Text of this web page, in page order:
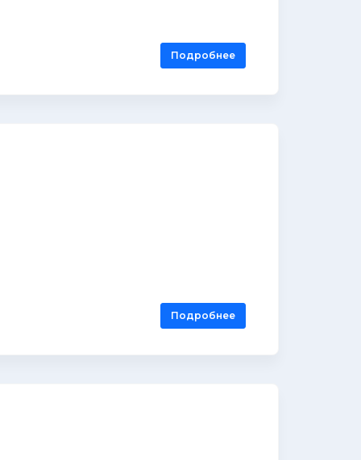
Подробнее
Подробнее